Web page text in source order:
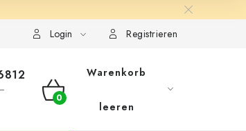
Login Registrieren
WARENKORB
Warenkorb
leeren